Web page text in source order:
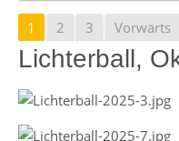
1 2 3 Vorwärts
Lichterball,